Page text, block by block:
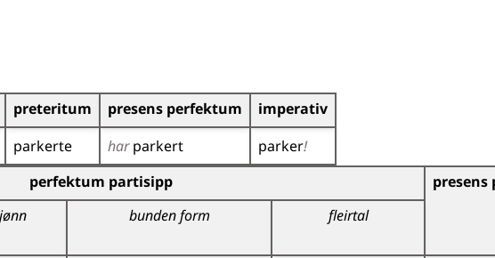
preteritum presens perfektum
imperativ
parkerte harparkert parker!
perfektum partisipp
bunden form fleirtal